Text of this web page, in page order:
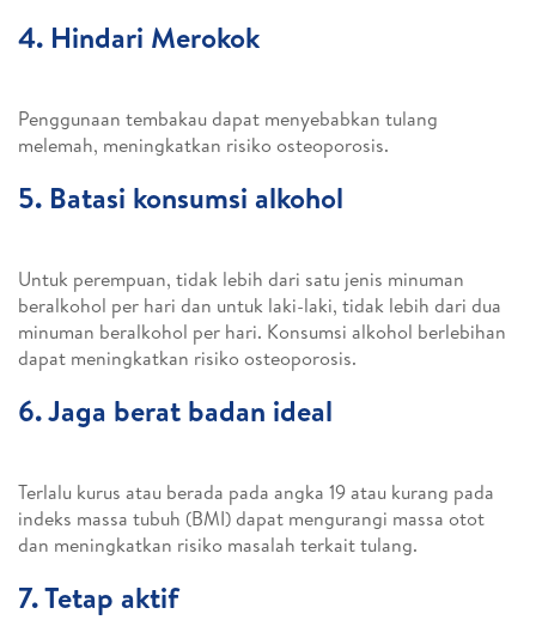
4. Hindari Merokok
Penggunaan tembakau dapat menyebabkan tulang
melemah, meningkatkan risiko osteoporosis.
5. Batasi konsumsi alkohol
Untuk perempuan, tidak lebih dari satu jenis minuman
beralkohol per hari dan untuk laki-laki, tidak lebih dari dua
minuman beralkohol per hari. Konsumsi alkohol berlebihan
dapat meningkatkan risiko osteoporosis.
6. Jaga berat badan ideal
Terlalu kurus atau berada pada angka 19 atau kurang pada
indeks massa tubuh (BMI) dapat mengurangi massa otot
dan meningkatkan risiko masalah terkait tulang.
7. Tetap aktif